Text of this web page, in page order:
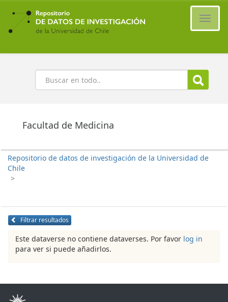
Ir
contenido
principal
Buscar
Facultad de Medicina
Repositorio de datos de investigación de la Universidad de
Chile
>
Filtrar resultados
Este dataverse no contiene dataverses. Por favor log in
para ver si puede añadirlos.